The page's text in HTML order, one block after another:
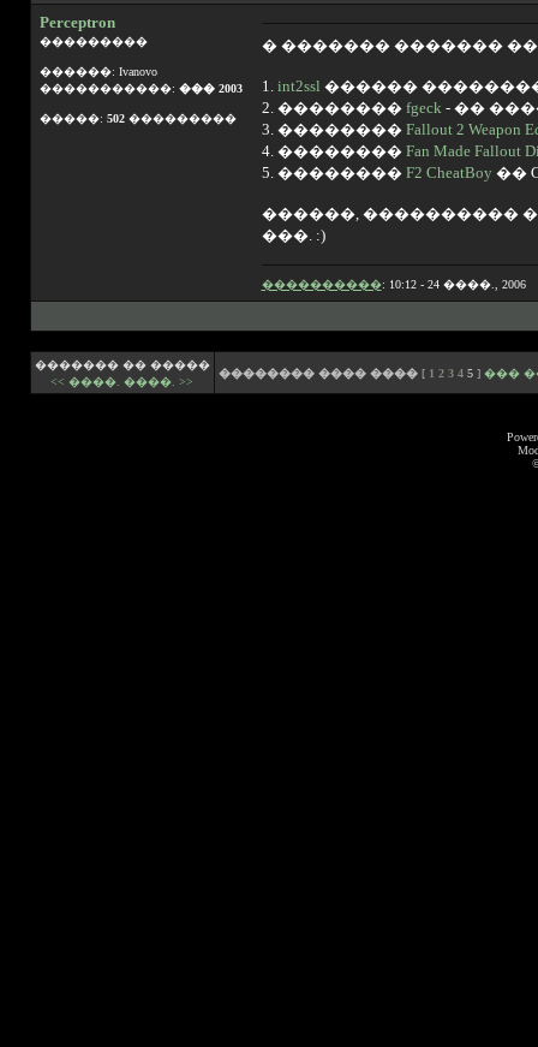
Perceptron
���������
������: Ivanovo
�����������: ��� 2003
�����: 502���������
� ������� �������
1. int2ssl ������
2. �������� fgeck- ��
3. �������� Fallout 2 Weapon
4. �������� Fan Made Fallout
5. �������� F2 CheatBoy��
������, ����������
���. :)
����������: 10:12 - 24 ����., 2006
������� �� �����
<< ����. ����. >>
�������� ���� ����[ 1 2 3 4 5] ���